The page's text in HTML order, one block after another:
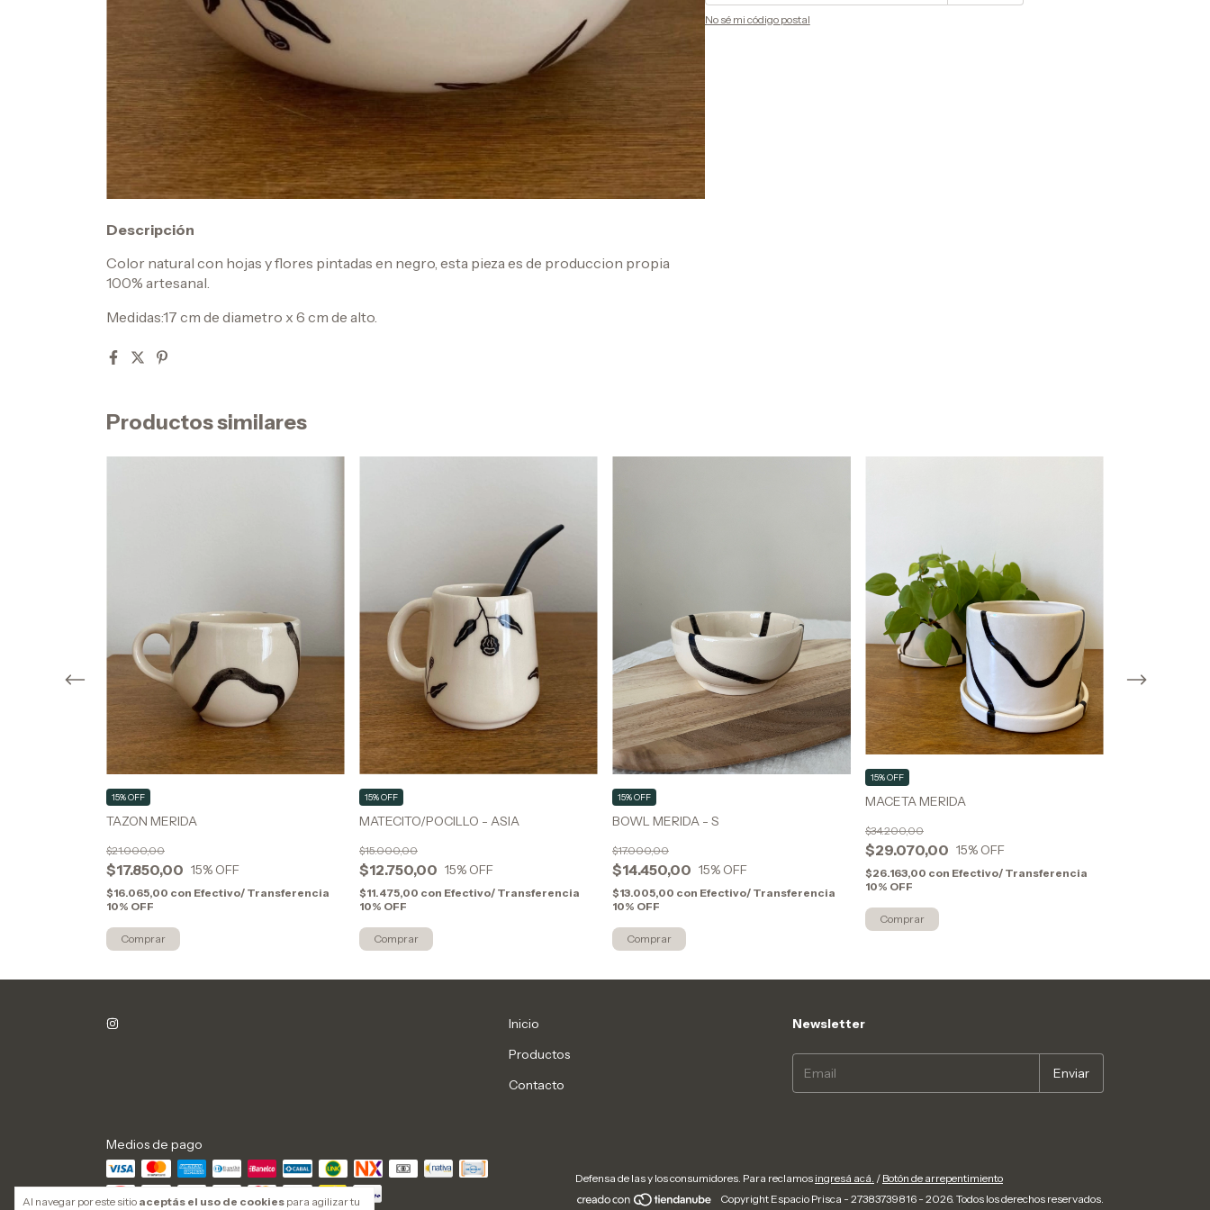
Al navegar por este sitio aceptás el uso de cookies para agilizar tu
No sé mi código postal
Descripción
Color natural con hojas y flores pintadas en negro, esta pieza es de produccion propia
100% artesanal.
Medidas:17 cm de diametro x 6 cm de alto.
Productos similares
TAZON MERIDA
$17.850,00
$21.000,00
15% OFF
15% OFF
$16.065,00 con Efectivo/ Transferencia
10% OFF
MATECITO/POCILLO - ASIA
$12.750,00
$15.000,00
15% OFF
15% OFF
$11.475,00 con Efectivo/ Transferencia
10% OFF
BOWL MERIDA - S
$14.450,00
$17.000,00
15% OFF
15% OFF
$13.005,00 con Efectivo/ Transferencia
10% OFF
MACETA MERIDA
$29.070,00
$34.200,00
15% OFF
15% OFF
$26.163,00 con Efectivo/ Transferencia
10% OFF
Inicio
Productos
Contacto
Newsletter
Medios de pago
Defensa de las y los consumidores. Para reclamos ingresá acá. / Botón de arrepentimiento
Copyright Espacio Prisca - 27383739816 - 2026. Todos los derechos reservados.